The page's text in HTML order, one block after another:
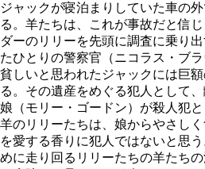
ジャックが寝泊まりしていた車の
る。羊たちは、これが事故だと信
ダーのリリーを先頭に調査に乗り
たひとりの警察官（ニコラス・ブ
貧しいと思われたジャックには巨
る。その遺産をめぐる犯人として
娘（モリー・ゴードン）が殺人犯
羊のリリーたちは、娘からやさし
を愛する香りに犯人ではないと思
めに走り回るリリーたちの羊たち